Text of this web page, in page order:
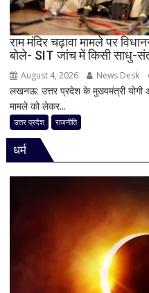
राम मंदिर चढ़ावा मामले पर
बोले- SIT जांच में किसी साधु-संत
August 4, 2026 News Desk
लखनऊ: उत्तर प्रदेश के मुख्यमंत्री योगी
मामले को लेकर...
उत्तर प्रदेश राजनीति
धर्म